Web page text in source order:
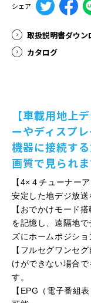
シェア
取扱説明書ダウン
カタログ
【車載用地上
ーやディスプ
機器に接続す
画質で見られま
【4×４チューナー
安定した地デジ放送
【おでかけモード
を記憶し、遠隔地
ズにホームポジショ
【フルセグワンセ
けができない場合
す。
【EPG（電子番組